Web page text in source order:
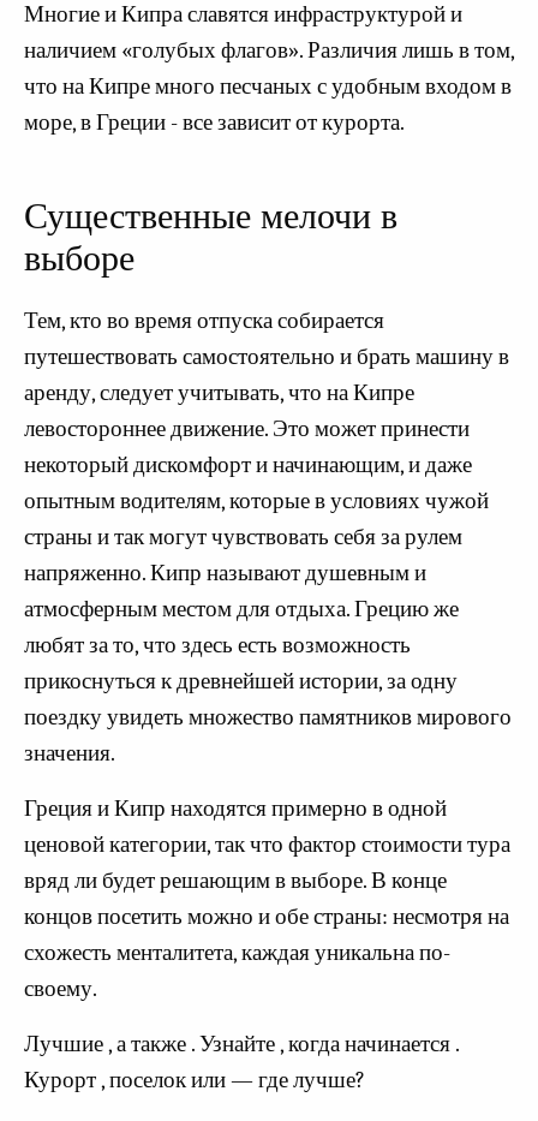
Многие и Кипра славятся инфраструктурой и
наличием «голубых флагов». Различия лишь в том,
что на Кипре много песчаных с удобным входом в
море, в Греции - все зависит от курорта.
Существенные мелочи в
выборе
Тем, кто во время отпуска собирается
путешествовать самостоятельно и брать машину в
аренду, следует учитывать, что на Кипре
левостороннее движение. Это может принести
некоторый дискомфорт и начинающим, и даже
опытным водителям, которые в условиях чужой
страны и так могут чувствовать себя за рулем
напряженно. Кипр называют душевным и
атмосферным местом для отдыха. Грецию же
любят за то, что здесь есть возможность
прикоснуться к древнейшей истории, за одну
поездку увидеть множество памятников мирового
значения.
Греция и Кипр находятся примерно в одной
ценовой категории, так что фактор стоимости тура
вряд ли будет решающим в выборе. В конце
концов посетить можно и обе страны: несмотря на
схожесть менталитета, каждая уникальна по-
своему.
Лучшие , а также . Узнайте , когда начинается .
Курорт , поселок или — где лучше?